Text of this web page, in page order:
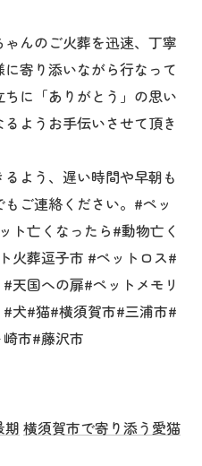
んのご火葬を迅速、丁寧
寄り添いながら行なって
に「ありがとう」の思い
ようお手伝いさせて頂き
よう、遅い時間や早朝も
ご連絡ください。#ペッ
ト亡くなったら#動物亡く
火葬逗子市 #ペットロス#
天国への扉#ペットメモリ
犬#猫#横須賀市#三浦市#
市#藤沢市
期 横須賀市で寄り添う愛猫